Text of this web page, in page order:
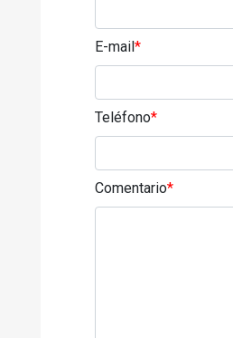
E-mail*
Teléfono*
Comentario*